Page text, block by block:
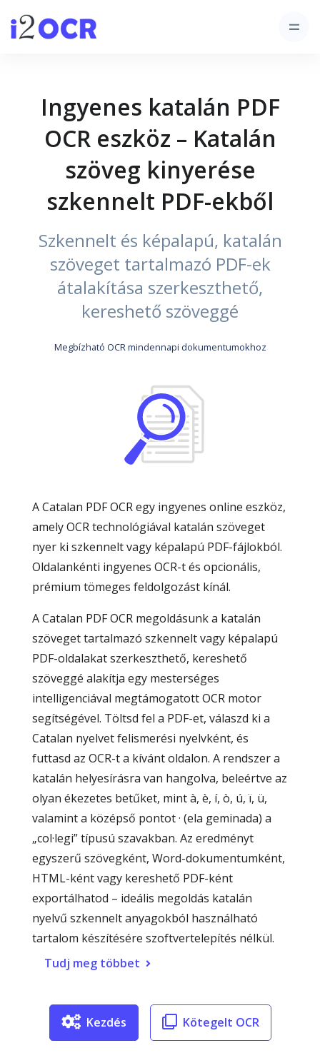
Ingyenes katalán PDF
OCR eszköz – Katalán
szöveg kinyerése
szkennelt PDF-ekből
Szkennelt és képalapú, katalán
szöveget tartalmazó PDF-ek
átalakítása szerkeszthető,
kereshető szöveggé
Megbízható OCR mindennapi dokumentumokhoz
A Catalan PDF OCR egy ingyenes online eszköz,
amely OCR technológiával katalán szöveget
nyer ki szkennelt vagy képalapú PDF-fájlokból.
Oldalankénti ingyenes OCR-t és opcionális,
prémium tömeges feldolgozást kínál.
A Catalan PDF OCR megoldásunk a katalán
szöveget tartalmazó szkennelt vagy képalapú
PDF-oldalakat szerkeszthető, kereshető
szöveggé alakítja egy mesterséges
intelligenciával megtámogatott OCR motor
segítségével. Töltsd fel a PDF-et, válaszd ki a
Catalan nyelvet felismerési nyelvként, és
futtasd az OCR-t a kívánt oldalon. A rendszer a
katalán helyesírásra van hangolva, beleértve az
olyan ékezetes betűket, mint à, è, í, ò, ú, ï, ü,
valamint a középső pontot · (ela geminada) a
„col·legi” típusú szavakban. Az eredményt
egyszerű szövegként, Word-dokumentumként,
HTML-ként vagy kereshető PDF-ként
exportálhatod – ideális megoldás katalán
nyelvű szkennelt anyagokból használható
tartalom készítésére szoftvertelepítés nélkül.
Tudj meg többet
Kezdés Kötegelt OCR